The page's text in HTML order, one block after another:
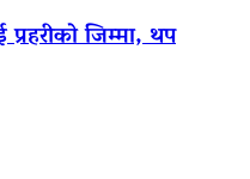
जिम्मा, थप